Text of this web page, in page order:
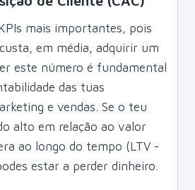
mais importantes, pois
em média, adquirir um
este número é fundamental
das tuas
e vendas. Se o teu
alto em relação ao valor
ao longo do tempo (LTV -
estar a perder dinheiro.